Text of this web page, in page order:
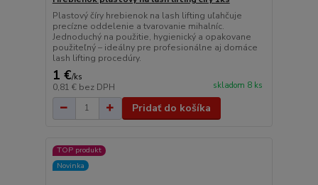
Plastový číry hrebienok na lash lifting uľahčuje
precízne oddelenie a tvarovanie mihalníc.
Jednoduchý na použitie, hygienický a opakovane
použiteľný – ideálny pre profesionálne aj domáce
lash lifting procedúry.
1 €/ks
0,81 € bez DPH skladom 8 ks
Pridať do košíka
TOP produkt
Novinka